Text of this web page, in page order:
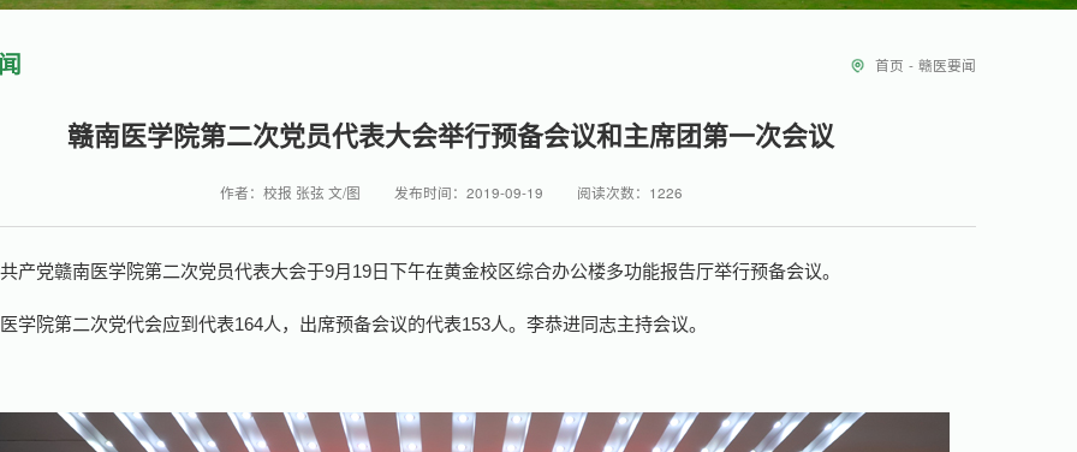
首页 - 赣医要闻
赣南医学院第二次党员代表大会举行预备会议和主席团第一次会议
作者：校报 张弦 文/图 发布时间：2019-09-19 阅读次数： 1226
产党赣南医学院第二次党员代表大会于9月 19日下午在黄金校区综合办公楼多功能报告厅举行预备会议。
学院第二次党代会应到代表164人，出席预备会议的代表153人。李恭进同志主持会议。